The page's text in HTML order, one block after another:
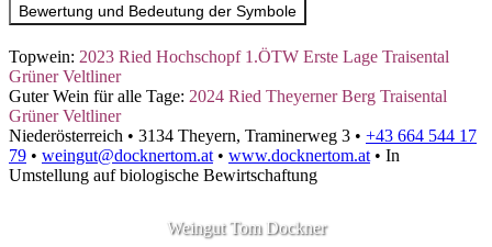
Bewertung und Bedeutung der Symbole
Topwein: 2023 Ried Hochschopf 1.ÖTW Erste Lage Traisental
Grüner Veltliner
Guter Wein für alle Tage: 2024 Ried Theyerner Berg Traisental
Grüner Veltliner
Niederösterreich • 3134 Theyern, Traminerweg 3 • +43 664 544 17
79 • weingut@docknertom.at • www.docknertom.at • In
Umstellung auf biologische Bewirtschaftung
Weingut Tom Dockner